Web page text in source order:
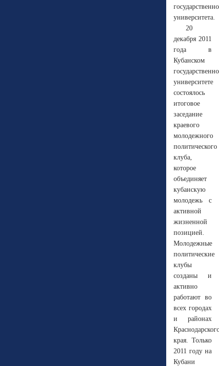
университета.
20
декабря 2011
года в
Кубанском
университете
состоялось
итоговое
заседание
краевого
молодежного
политического
клуба,
которое
объединяет
кубанскую
молодежь с
активной
жизненной
позицией.
Молодежные
политические
клубы
созданы и
активно
работают во
всех городах
и районах
края. Только
2011 году на
Кубани